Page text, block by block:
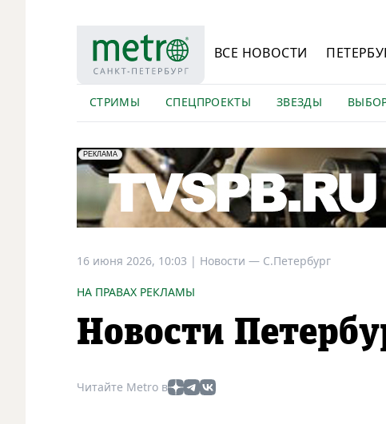
ВСЕ НОВОСТИ
СТРИМЫ СПЕЦПРОЕКТЫ ЗВЕЗДЫ
erid: LdtCK5Efv
РЕКЛАМА
АО "ГАТР", ИНН: 7841320717
16 июня 2026, 10:03 | Новости — С.Петербург
НА ПРАВАХ РЕКЛАМЫ
Новости
Читайте Metro в